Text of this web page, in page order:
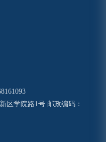
区学院路1号 邮政编码：